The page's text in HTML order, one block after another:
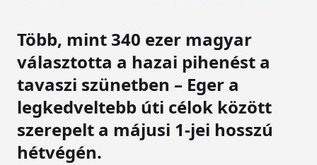
Több, mint 340 ezer magyar
választotta a hazai pihenést a
tavaszi szünetben – Eger a
legkedveltebb úti célok között
szerepelt a májusi 1-jei hosszú
hétvégén.